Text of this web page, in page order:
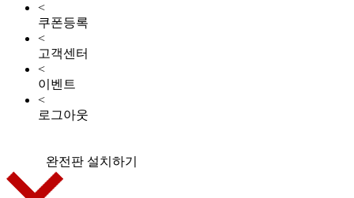
<
쿠폰등록
<
고객센터
<
이벤트
<
로그아웃
완전판 설치하기